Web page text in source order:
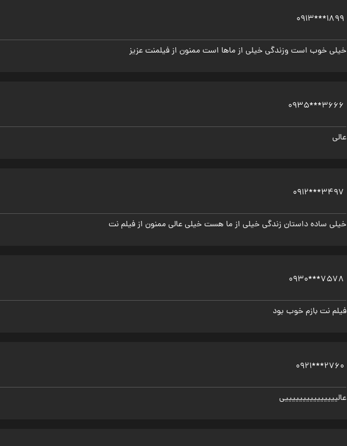
0913***1899
خیلی خوب است وزندگی خیلی از ماها است ممنون از فیلمنت عزیز
0935***3666
عالی
0912***3497
خیلی ساده داستان زندگی خیلی از ما هست خیلی عالی ممنون از فیلم نت
0930***7578
فیلم نت بازم خوب بود
0921***2760
عالیییییییییییییییی